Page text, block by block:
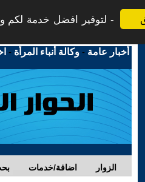
لتوفير افضل خدمة لكم
أخبار عامة -وكالة أنباء المرأة -
اضافة/خدمات الزوار